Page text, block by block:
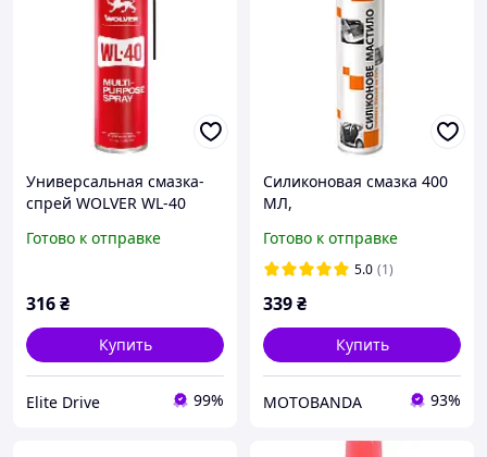
Универсальная смазка-
спрей WOLVER WL-40
баллон 500 мл жёсть
Готово к отправке
316₴
Купить
Elite Drive 99%
Силиконовая смазка 400
МЛ,
Готово к отправке
5.0 (1)
339₴
Купить
MOTOBANDA 93%